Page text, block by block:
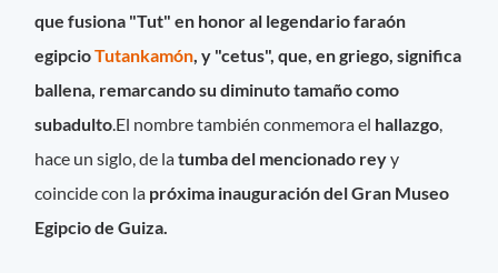
que fusiona "Tut" en honor al legendario faraón
egipcioTutankamón, y "cetus", que, en griego, significa
ballena, remarcando su diminuto tamaño como
subadulto.El nombre también conmemora el hallazgo,
hace un siglo, de latumba del mencionado reyy
coincide con la próxima inauguración del Gran Museo
Egipcio de Guiza.